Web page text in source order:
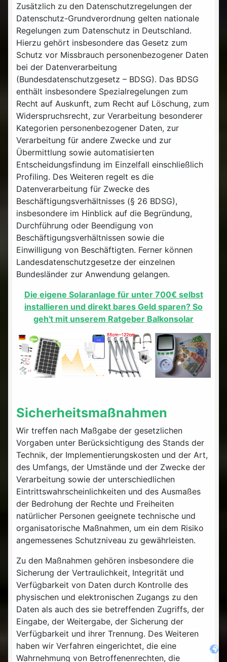
Zusätzlich zu den Datenschutzregelungen der
Datenschutz-Grundverordnung gelten nationale
Regelungen zum Datenschutz in Deutschland.
Hierzu gehört insbesondere das Gesetz zum
Schutz vor Missbrauch personenbezogener Daten
bei der Datenverarbeitung
(Bundesdatenschutzgesetz – BDSG). Das BDSG
enthält insbesondere Spezialregelungen zum
Recht auf Auskunft, zum Recht auf Löschung, zum
Widerspruchsrecht, zur Verarbeitung besonderer
Kategorien personenbezogener Daten, zur
Verarbeitung für andere Zwecke und zur
Übermittlung sowie automatisierten
Entscheidungsfindung im Einzelfall einschließlich
Profiling. Des Weiteren regelt es die
Datenverarbeitung für Zwecke des
Beschäftigungsverhältnisses (§ 26 BDSG),
insbesondere im Hinblick auf die Begründung,
Durchführung oder Beendigung von
Beschäftigungsverhältnissen sowie die
Einwilligung von Beschäftigten. Ferner können
Landesdatenschutzgesetze der einzelnen
Bundesländer zur Anwendung gelangen.
Die eigene Solaranlage für unter 700€ selbst
installieren und direkt bares Geld sparen? So
geh't mit unserem Ratgeber Balkonsolar
Sicherheitsmaßnahmen
Wir treffen nach Maßgabe der gesetzlichen
Vorgaben unter Berücksichtigung des Stands der
Technik, der Implementierungskosten und der Art,
des Umfangs, der Umstände und der Zwecke der
Verarbeitung sowie der unterschiedlichen
Eintrittswahrscheinlichkeiten und des Ausmaßes
der Bedrohung der Rechte und Freiheiten
natürlicher Personen geeignete technische und
organisatorische Maßnahmen, um ein dem Risiko
angemessenes Schutzniveau zu gewährleisten.
Zu den Maßnahmen gehören insbesondere die
Sicherung der Vertraulichkeit, Integrität und
Verfügbarkeit von Daten durch Kontrolle des
physischen und elektronischen Zugangs zu den
Daten als auch des sie betreffenden Zugriffs, der
Eingabe, der Weitergabe, der Sicherung der
Verfügbarkeit und ihrer Trennung. Des Weiteren
haben wir Verfahren eingerichtet, die eine
Wahrnehmung von Betroffenenrechten, die